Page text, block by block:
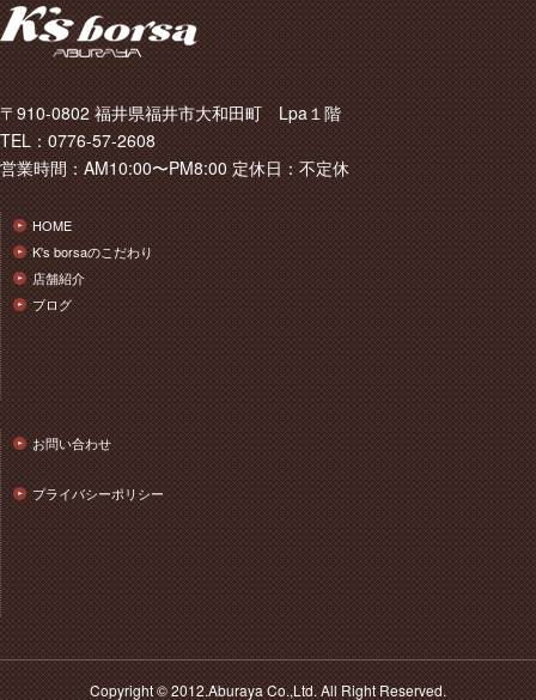
〒910-0802 福井県福井市大和田町 Lpa１階
TEL：0776-57-2608
営業時間：AM10:00〜PM8:00 定休日：不定休
HOME
K's borsaのこだわり
店舗紹介
ブログ
お問い合わせ
プライバシーポリシー
Copyright © 2012.Aburaya Co.,Ltd. All Right Reserved.